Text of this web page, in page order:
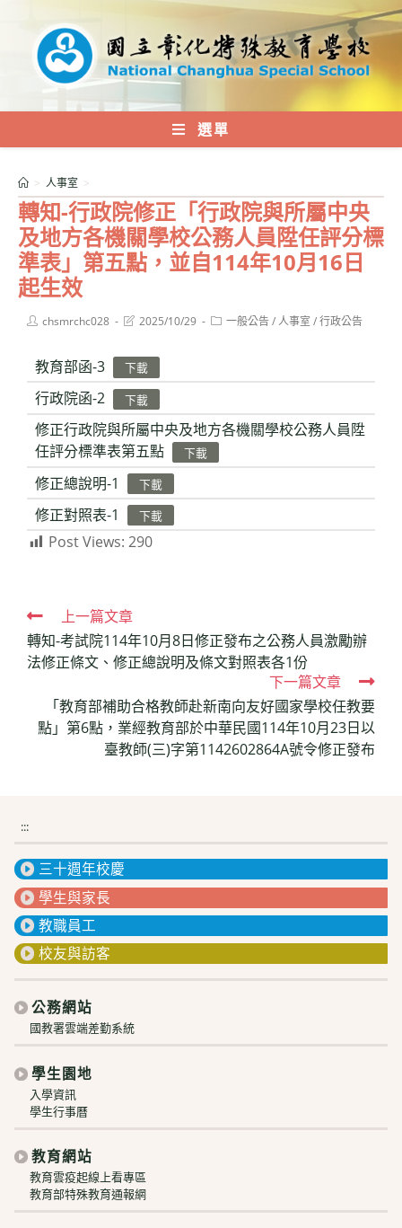
內
選單
轉知-行政院修正「行政院與所屬中央
及地方各機關學校公務人員陞任評分標
準表」第五點，並自114年10月16日
起生效
> 人事室 >
Postchsmrchc028
Post2025/10/29
Post一般公告/人事室 /行政公告
教育部函-3 下載
行政院函-2 下載
修正行政院與所屬中央及地方各機關學校公務人員陞
任評分標準表第五點
下載
修正總說明-1 下載
修正對照表-1 下載
Post Views: 290
Read
more
articles
上一篇文章
轉知-考試院114年10月8日修正發布之公務人員激勵辦
法修正條文、修正總說明及條文對照表各1份
下一篇文章
「教育部補助合格教師赴新南向友好國家學校任教要
點」第6點，業經教育部於中華民國114年10月23日以
臺教師(三)字第1142602864A號令修正發布
:::
三十週年校慶
學生與家長
教職員工
校友與訪客
公務網站
國教署雲端差勤系統
學生園地
入學資訊
學生行事曆
教育網站
教育雲疫起線上看專區
教育部特殊教育通報網